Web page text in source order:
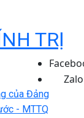
TRỊ
của Đảng
- MTTQ
Zalo